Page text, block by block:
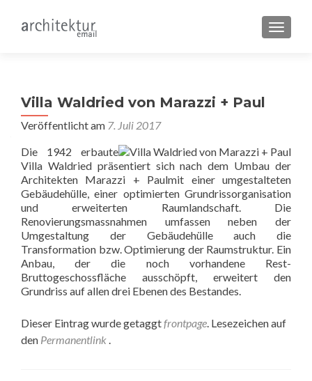
Villa Waldried von Marazzi + Paul
Veröffentlicht am 7. Juli 2017
Die 1942 erbaute
Villa Waldried präsentiert sich nach dem Umbau der
Architekten Marazzi + Paulmit einer umgestalteten
Gebäudehülle, einer optimierten Grundrissorganisation
und erweiterten Raumlandschaft. Die
Renovierungsmassnahmen umfassen neben der
Umgestaltung der Gebäudehülle auch die
Transformation bzw. Optimierung der Raumstruktur. Ein
Anbau, der die noch vorhandene Rest-
Bruttogeschossfläche ausschöpft, erweitert den
Grundriss auf allen drei Ebenen des Bestandes.
Dieser Eintrag wurde getaggtfrontpage. Lesezeichen auf
den Permanentlink .